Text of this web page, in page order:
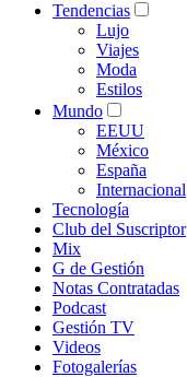
Tendencias
Lujo
Viajes
Moda
Estilos
Mundo
EEUU
México
España
Internacional
Tecnología
Club del Suscriptor
Mix
G de Gestión
Notas Contratadas
Podcast
Gestión TV
Videos
Fotogalerías